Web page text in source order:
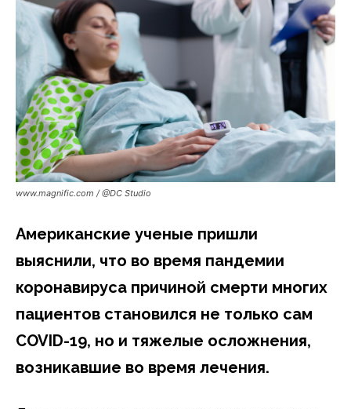
www.magnific.com / @DC Studio
Американские ученые пришли
выяснили, что во время пандемии
коронавируса причиной смерти многих
пациентов становился не только сам
COVID-19, но и тяжелые осложнения,
возникавшие во время лечения.